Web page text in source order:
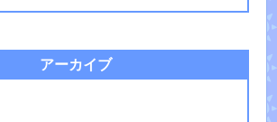
アーカイブ